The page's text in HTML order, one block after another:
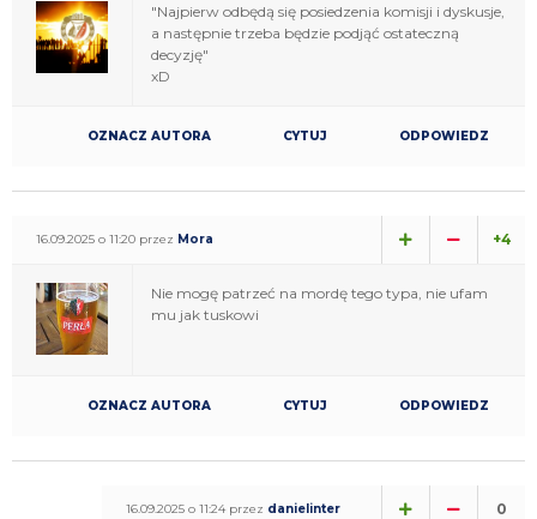
"Najpierw odbędą się posiedzenia komisji i dyskusje,
a następnie trzeba będzie podjąć ostateczną
decyzję"
xD
OZNACZ AUTORA CYTUJ ODPOWIEDZ
16.09.2025 o 11:20 przez Mora +4
Nie mogę patrzeć na mordę tego typa, nie ufam
mu jak tuskowi
OZNACZ AUTORA CYTUJ ODPOWIEDZ
16.09.2025 o 11:24 przez danielinter 0